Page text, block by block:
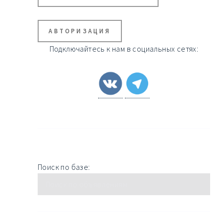
АВТОРИЗАЦИЯ
Подключайтесь к нам в социальных сетях:
Поиск по базе: